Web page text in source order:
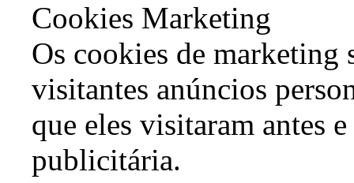
Cookies Marketing
Os cookies de marketing
visitantes anúncios
que eles visitaram antes
publicitária.